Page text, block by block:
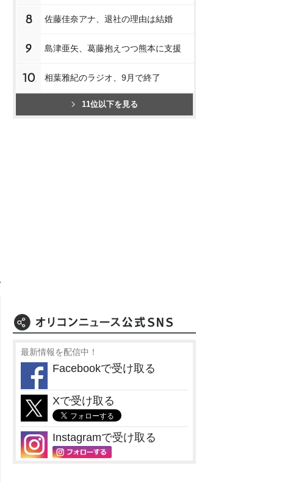
8 佐藤佳奈アナ、退社の理由は結婚
9 島津亜矢、葛藤抱えつつ熊本に支援
10 相葉雅紀のラジオ、9月で終了
11位以下を見る
最新情報を配信中！
Facebookで受け取る
Xで受け取る
Instagramで受け取る